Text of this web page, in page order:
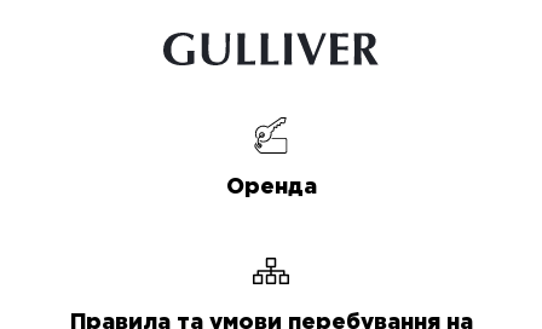
Оренда
Правила та умови перебування на